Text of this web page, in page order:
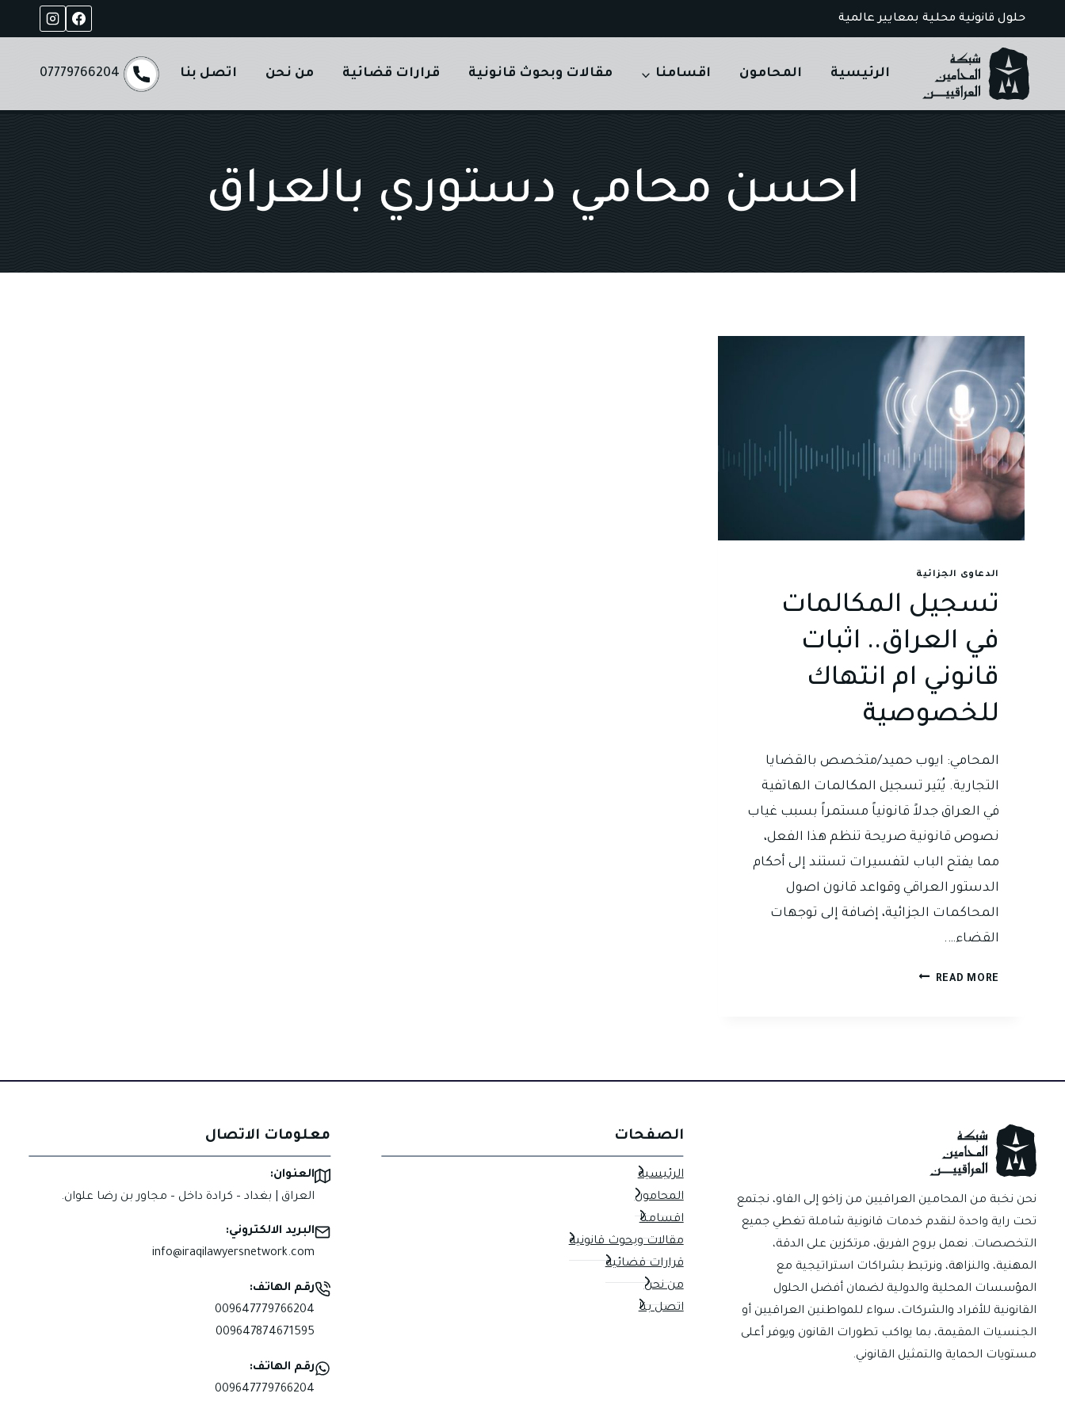
to
content
حلول قانونية محلية بمعايير عالمية
الرئيسية المحامون اقسامنا مقالات وبحوث قانونية قرارات قضائية من نحن اتصل بنا 07779766204
احسن محامي دستوري بالعراق
الدعاوى الجزائية
تسجيل المكالمات
في العراق.. اثبات
قانوني ام انتهاك
للخصوصية
المحامي: ايوب حميد/متخصص بالقضايا
التجارية. يُثير تسجيل المكالمات الهاتفية
في العراق جدلاً قانونياً مستمراً بسبب غياب
نصوص قانونية صريحة تنظم هذا الفعل،
مما يفتح الباب لتفسيرات تستند إلى أحكام
الدستور العراقي وقواعد قانون اصول
المحاكمات الجزائية، إضافة إلى توجهات
القضاء….
READ MORE تسجيل
نحن نخبة من المحامين العراقيين من زاخو إلى الفاو، نجتمع
تحت راية واحدة لنقدم خدمات قانونية شاملة تغطي جميع
التخصصات. نعمل بروح الفريق، مرتكزين على الدقة،
المهنية، والنزاهة، ونرتبط بشراكات استراتيجية مع
المؤسسات المحلية والدولية لضمان أفضل الحلول
القانونية للأفراد والشركات، سواء للمواطنين العراقيين أو
الجنسيات المقيمة، بما يواكب تطورات القانون ويوفر أعلى
مستويات الحماية والتمثيل القانوني.
الصفحات
الرئيسية
المحامون
اقسامنا
مقالات وبحوث قانونية
قرارات قضائية
من نحن
اتصل بنا
معلومات الاتصال
العنوان:
العراق | بغداد – كرادة داخل – مجاور بن رضا علوان.
البريد الالكتروني:
info@iraqilawyersnetwork.com
رقم الهاتف:
009647779766204
009647874671595
رقم الهاتف:
009647779766204